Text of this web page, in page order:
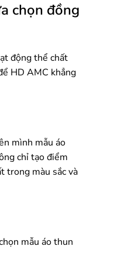
chọn đồng
động thể chất
HD AMC khẳng
mình mẫu áo
chỉ tạo điểm
trong màu sắc và
mẫu áo thun